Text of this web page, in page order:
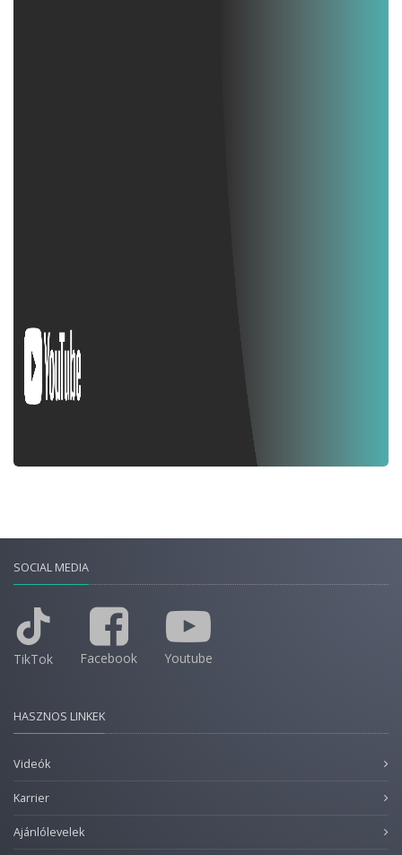
SOCIAL MEDIA
TikTok Facebook Youtube
HASZNOS LINKEK
Videók
Karrier
Ajánlólevelek